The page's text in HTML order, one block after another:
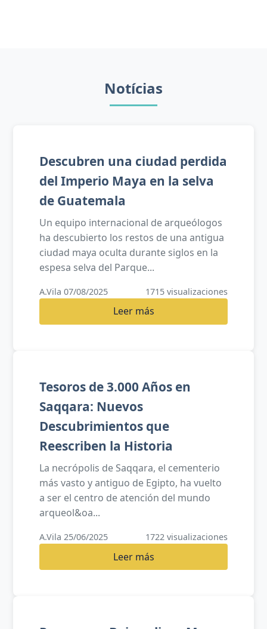
Notícias
Descubren una ciudad perdida
del Imperio Maya en la selva
de Guatemala
Un equipo internacional de arqueólogos
ha descubierto los restos de una antigua
ciudad maya oculta durante siglos en la
espesa selva del Parque...
A.Vila 07/08/2025 1715 visualizaciones
Leer más
Tesoros de 3.000 Años en
Saqqara: Nuevos
Descubrimientos que
Reescriben la Historia
La necrópolis de Saqqara, el cementerio
más vasto y antiguo de Egipto, ha vuelto
a ser el centro de atención del mundo
arqueol&oa...
A.Vila 25/06/2025 1722 visualizaciones
Leer más